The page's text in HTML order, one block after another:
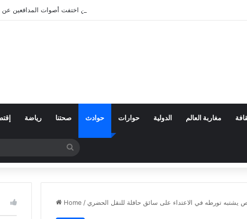
بعد تعنيف المغاربة في سبتة.. أين اختفت أصوات المدافعين
رياضة صحتنا حوادث حوارات الدولية مغاربة العالم
for
Home / يشتبه تورطه في الاعتداء على سائق حافلة للنقل الحضري